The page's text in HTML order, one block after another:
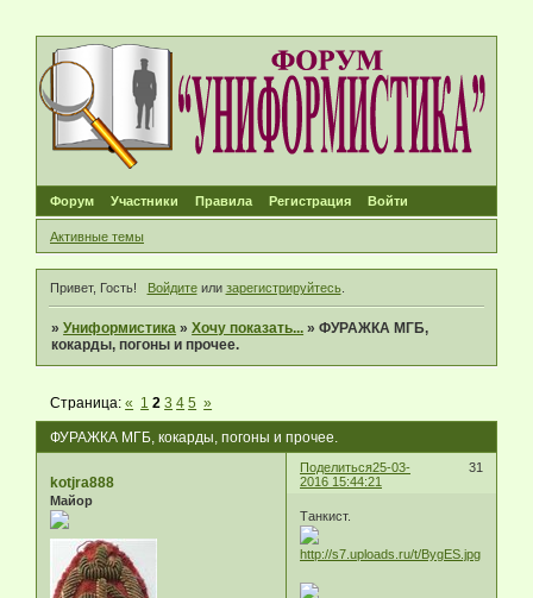
Форум Участники Правила Регистрация Войти
Активные темы
Привет, Гость! Войдитеили зарегистрируйтесь.
»Униформистика »Хочу показать... »ФУРАЖКА МГБ,
кокарды, погоны и прочее.
ФУРАЖКА МГБ, кокарды, погоны и прочее.
Страница:« 1 2 3 4 5 »
Поделиться 31
25-03-
2016 15:44:21
kotjra888
Майор
Танкист.